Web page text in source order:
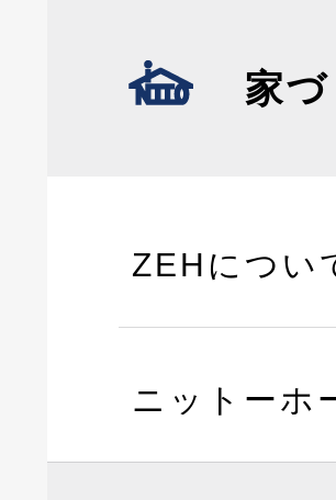
家
ZEHについ
ニットーホ